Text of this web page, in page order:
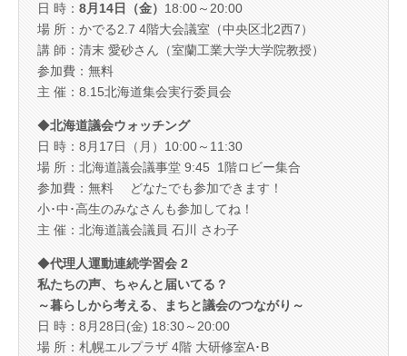
日 時： 8月14日（金） 18:00～20:00
場 所：かでる2.7 4階大会議室（中央区北2西7）
講 師：清末 愛砂さん（室蘭工業大学大学院教授）
参加費：無料
主 催：8.15北海道集会実行委員会
◆北海道議会ウォッチング
日 時：8月17日（月）10:00～11:30
場 所：北海道議会議事堂 9:45 1階ロビー集合
参加費：無料 どなたでも参加できます！
小･中･高生のみなさんも参加してね！
主 催：北海道議会議員 石川 さわ子
◆代理人運動連続学習会 2
私たちの声、ちゃんと届いてる？
～暮らしから考える、まちと議会のつながり～
日 時：8月28日(金) 18:30～20:00
場 所：札幌エルプラザ 4階 大研修室A･B